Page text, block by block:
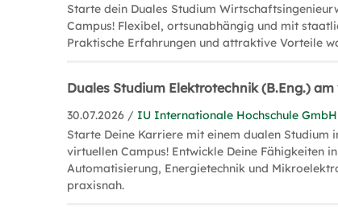
Starte dein Duales Studium
Campus! Flexibel, ortsunabhängig und mit
Praktische Erfahrungen und attraktive Vorteile
Duales Studium Elektrotechnik (B.Eng.)
30.07.2026 / IU Internationale Hochschule GmbH
Starte Deine Karriere mit einem dualen Studium
virtuellen Campus! Entwickle Deine Fähigkeiten
Automatisierung, Energietechnik und
praxisnah.